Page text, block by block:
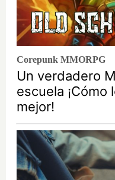
Corepunk MMORPG
Un verdadero
escuela
mejor!